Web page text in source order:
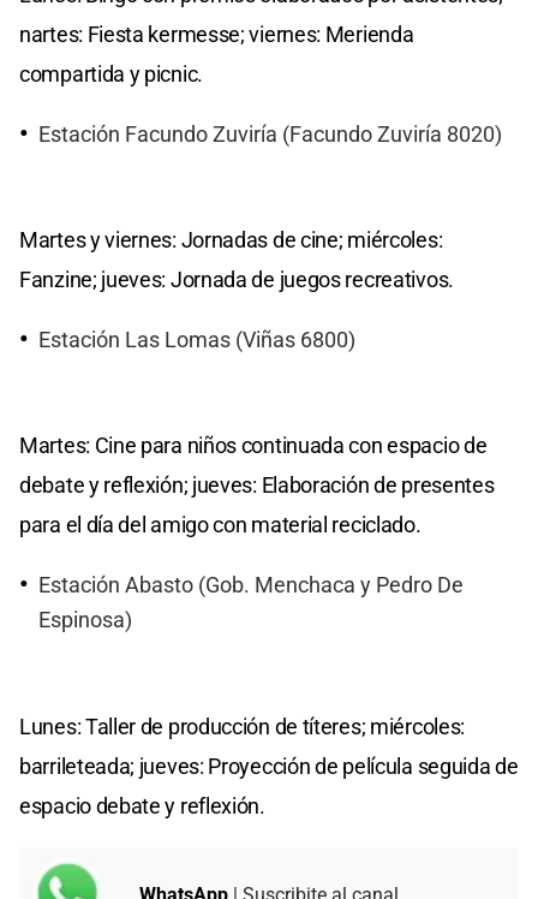
nartes: Fiesta kermesse; viernes: Merienda
compartida y picnic.
Estación Facundo Zuviría (Facundo Zuviría 8020)
Martes y viernes: Jornadas de cine; miércoles:
Fanzine; jueves: Jornada de juegos recreativos.
Estación Las Lomas (Viñas 6800)
Martes: Cine para niños continuada con espacio de
debate y reflexión; jueves: Elaboración de presentes
para el día del amigo con material reciclado.
Estación Abasto (Gob. Menchaca y Pedro De
Espinosa)
Lunes: Taller de producción de títeres; miércoles:
barrileteada; jueves: Proyección de película seguida de
espacio debate y reflexión.